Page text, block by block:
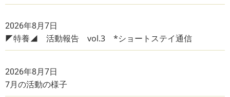
2026年8月7日
◤特養◢ 活動報告 vol.3 *ショートステイ通信
2026年8月7日
7月の活動の様子